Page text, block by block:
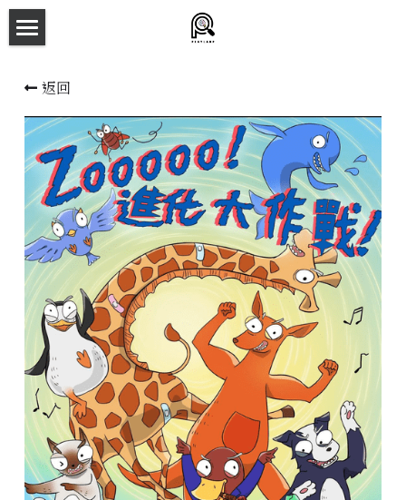
新本預告
主持人檔案
劇本相冊
拼團快團群組
劇本殺介紹
新手須知
預約方法
主題房間
會員優惠
返回
商品分類
所有商品分類